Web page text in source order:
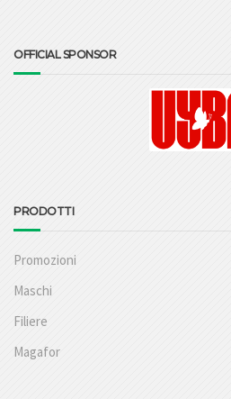
OFFICIAL SPONSOR
PRODOTTI
Promozioni
Maschi
Filiere
Magafor